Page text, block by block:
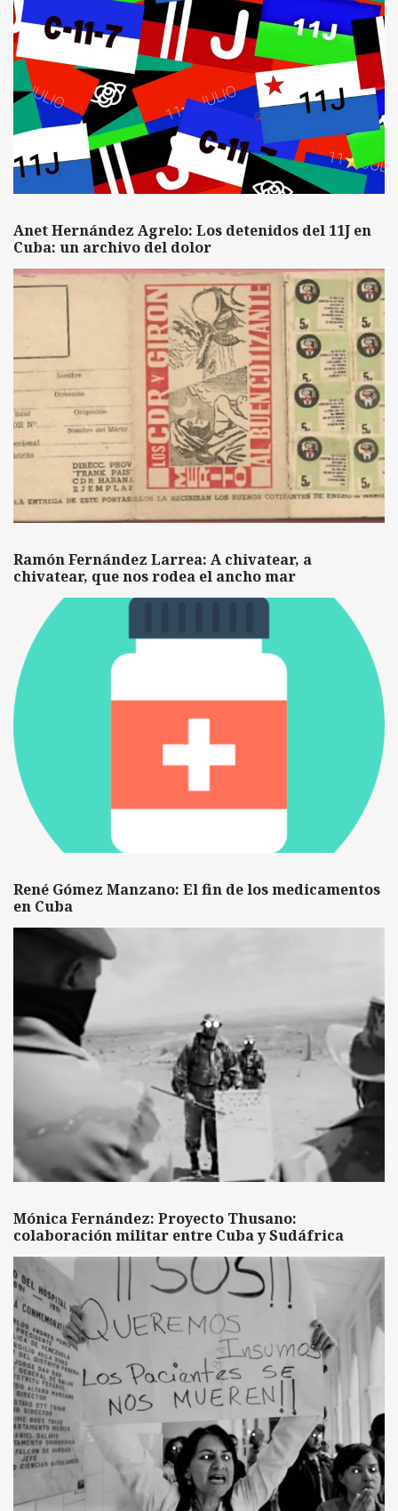
Anet Hernández Agrelo: Los detenidos del 11J en
Cuba: un archivo del dolor
Ramón Fernández Larrea: A chivatear, a
chivatear, que nos rodea el ancho mar
René Gómez Manzano: El fin de los medicamentos
en Cuba
Mónica Fernández: Proyecto Thusano:
colaboración militar entre Cuba y Sudáfrica